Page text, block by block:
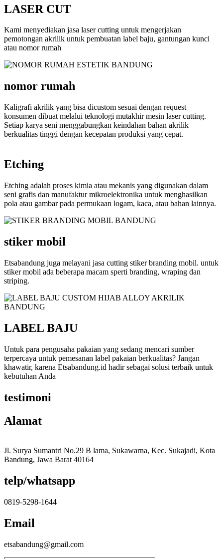
LASER CUT
Kami menyediakan jasa laser cutting untuk mengerjakan
pemotongan akrilik untuk pembuatan label baju, gantungan kunci
atau nomor rumah
nomor rumah
Kaligrafi akrilik yang bisa dicustom sesuai dengan request
konsumen dibuat melalui teknologi mutakhir mesin laser cutting.
Setiap karya seni menggabungkan keindahan bahan akrilik
berkualitas tinggi dengan kecepatan produksi yang cepat.
Etching
Etching adalah proses kimia atau mekanis yang digunakan dalam
seni grafis dan manufaktur mikroelektronika untuk menghasilkan
pola atau gambar pada permukaan logam, kaca, atau bahan lainnya.
stiker mobil
Etsabandung juga melayani jasa cutting stiker branding mobil. untuk
stiker mobil ada beberapa macam sperti branding, wraping dan
striping.
LABEL BAJU
Untuk para pengusaha pakaian yang sedang mencari sumber
terpercaya untuk pemesanan label pakaian berkualitas? Jangan
khawatir, karena Etsabandung.id hadir sebagai solusi terbaik untuk
kebutuhan Anda
testimoni
Alamat
Jl. Surya Sumantri No.29 B lama, Sukawarna, Kec. Sukajadi, Kota
Bandung, Jawa Barat 40164
telp/whatsapp
0819-5298-1644
Email
etsabandung@gmail.com